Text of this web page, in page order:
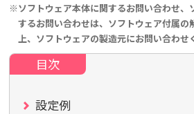
※ソフトウェア本体に関するお問い合わせ、
するお問い合わせは、ソフトウェア付属の
上、ソフトウェアの製造元にお問い合わせ
設定例